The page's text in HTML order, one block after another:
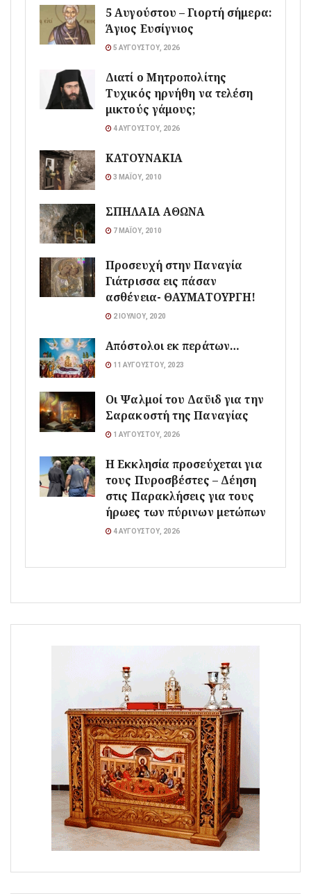
5 Αυγούστου – Γιορτή σήμερα:
Άγιος Ευσίγνιος
5 ΑΥΓΟΎΣΤΟΥ, 2026
Διατί ο Μητροπολίτης
Τυχικός ηρνήθη να τελέση
μικτούς γάμους;
4 ΑΥΓΟΎΣΤΟΥ, 2026
ΚΑΤΟΥΝΑΚΙΑ
3 ΜΑΪ́ΟΥ, 2010
ΣΠΗΛΑΙΑ ΑΘΩΝΑ
7 ΜΑΪ́ΟΥ, 2010
Προσευχή στην Παναγία
Γιάτρισσα εις πάσαν
ασθένεια- ΘΑΥΜΑΤΟΥΡΓΗ!
2 ΙΟΥΛΊΟΥ, 2020
Απόστολοι εκ περάτων…
11 ΑΥΓΟΎΣΤΟΥ, 2023
Οι Ψαλμοί του Δαϋιδ για την
Σαρακοστή της Παναγίας
1 ΑΥΓΟΎΣΤΟΥ, 2026
Η Εκκλησία προσεύχεται για
τους Πυροσβέστες – Δέηση
στις Παρακλήσεις για τους
ήρωες των πύρινων μετώπων
4 ΑΥΓΟΎΣΤΟΥ, 2026